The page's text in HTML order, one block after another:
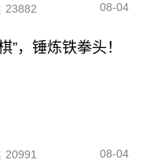
23882 08-04
”，锤炼铁拳头！
20991 08-04